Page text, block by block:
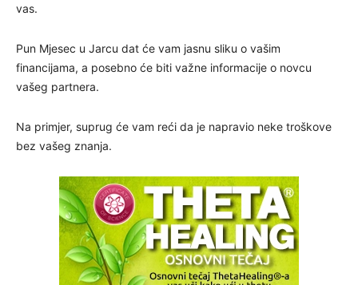
vas.
Pun Mjesec u Jarcu dat će vam jasnu sliku o vašim
financijama, a posebno će biti važne informacije o novcu
vašeg partnera.
Na primjer, suprug će vam reći da je napravio neke troškove
bez vašeg znanja.